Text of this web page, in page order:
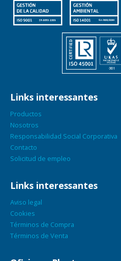
Links interessantes
Productos
Nosotros
Responsabilidad Social Corporativa
Contacto
Solicitud de empleo
Links interessantes
Aviso legal
Cookies
Términos de Compra
Términos de Venta